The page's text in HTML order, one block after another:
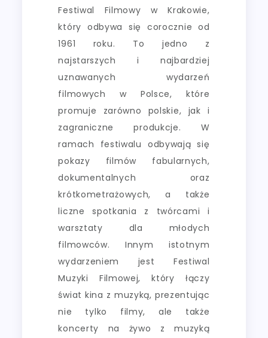
Festiwal Filmowy w Krakowie,
który odbywa się corocznie od
1961 roku. To jedno z
najstarszych i najbardziej
uznawanych wydarzeń
filmowych w Polsce, które
promuje zarówno polskie, jak i
zagraniczne produkcje. W
ramach festiwalu odbywają się
pokazy filmów fabularnych,
dokumentalnych oraz
krótkometrażowych, a także
liczne spotkania z twórcami i
warsztaty dla młodych
filmowców. Innym istotnym
wydarzeniem jest Festiwal
Muzyki Filmowej, który łączy
świat kina z muzyką, prezentując
nie tylko filmy, ale także
koncerty na żywo z muzyką